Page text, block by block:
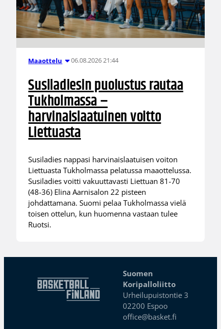
Maaottelu 06.08.2026 21:44
Susiladiesin puolustus rautaa
Tukholmassa –
harvinaislaatuinen voitto
Liettuasta
Susiladies nappasi harvinaislaatuisen voiton
Liettuasta Tukholmassa pelatussa maaottelussa.
Susiladies voitti vakuuttavasti Liettuan 81-70
(48-36) Elina Aarnisalon 22 pisteen
johdattamana. Suomi pelaa Tukholmassa vielä
toisen ottelun, kun huomenna vastaan tulee
Ruotsi.
Suomen
Koripalloliitto
Urheilupuistontie 3
02200 Espoo
office@basket.fi